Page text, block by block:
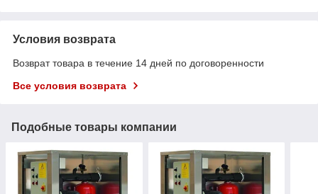
Условия возврата
Возврат товара в течение 14 дней по договоренности
Все условия возврата
Подобные товары компании